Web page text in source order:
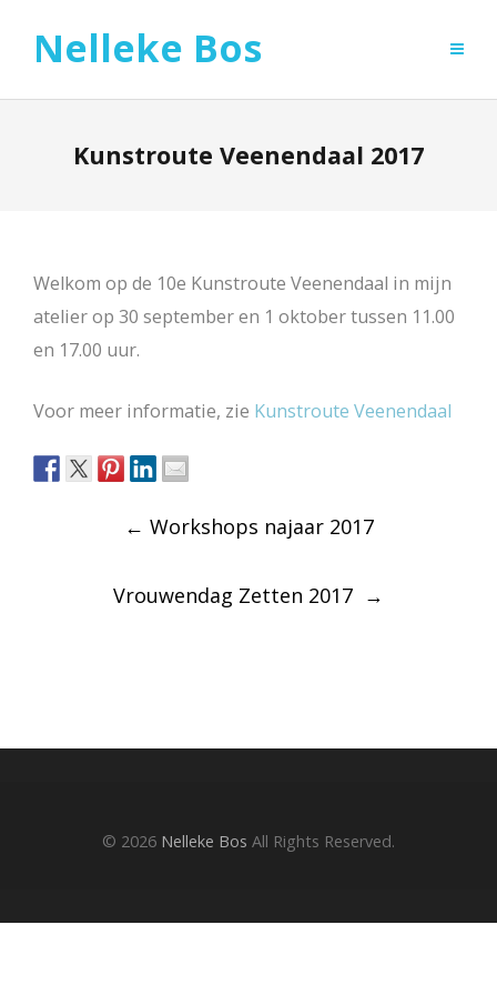
Nelleke Bos
Kunstroute Veenendaal 2017
Welkom op de 10e Kunstroute Veenendaal in mijn
atelier op 30 september en 1 oktober tussen 11.00
en 17.00 uur.
Voor meer informatie, zie Kunstroute Veenendaal
← Workshops najaar 2017
Vrouwendag Zetten 2017 →
© 2026 Nelleke Bos All Rights Reserved.